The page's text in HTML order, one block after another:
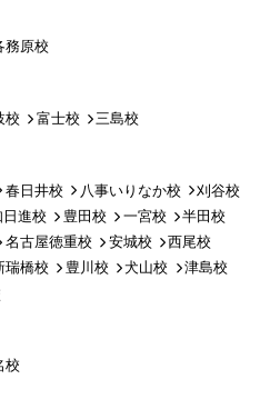
務原校
校 富士校 三島校
春日井校 八事いりなか校
刈谷校
進校 豊田校 一宮校
半田校
名古屋徳重校 安城校
西尾校
瑞橋校 豊川校 犬山校
津島校
校